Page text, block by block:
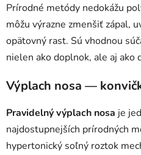
Prírodné metódy nedokážu
môžu výrazne zmenšiť zápal,
opätovný rast. Sú vhodnou
nielen ako doplnok, ale aj ako
Výplach nosa —
Pravidelný výplach nosa je
najdostupnejších prírodných
hypertonický soľný roztok